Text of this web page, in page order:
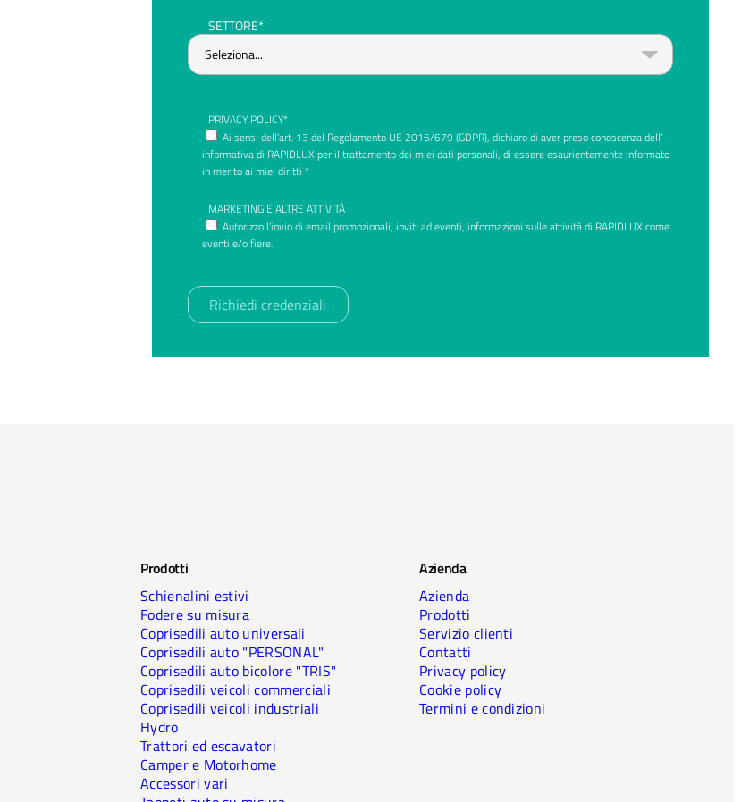
SETTORE*
PRIVACY POLICY*
Ai sensi dell’art. 13 del Regolamento UE 2016/679 (GDPR), dichiaro di aver preso conoscenza dell’
informativa di RAPIDLUX per il trattamento dei miei dati personali, di essere esaurientemente informato
in merito ai miei diritti *
MARKETING E ALTRE ATTIVITÀ
Autorizzo l’invio di email promozionali, inviti ad eventi, informazioni sulle attività di RAPIDLUX come
eventi e/o fiere.
Prodotti
Schienalini estivi
Fodere su misura
Coprisedili auto universali
Coprisedili auto "PERSONAL"
Coprisedili auto bicolore "TRIS"
Coprisedili veicoli commerciali
Coprisedili veicoli industriali
Hydro
Trattori ed escavatori
Camper e Motorhome
Accessori vari
Azienda
Azienda
Prodotti
Servizio clienti
Contatti
Privacy policy
Cookie policy
Termini e condizioni